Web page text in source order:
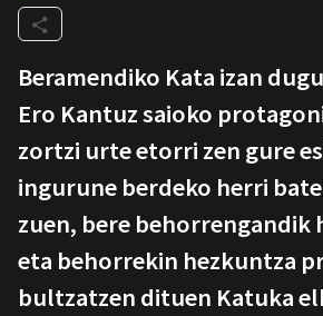
Beramendiko Kata izan
Ero Kantuz saioko
zortzi urte etorri zen gure
ingurune berdeko herri
zuen, bere behorrengandik
eta behorrekin hezkuntza
bultzatzen dituen Katuka